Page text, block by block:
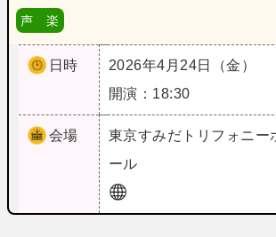
声 楽
日時
2026年4月24日（金）
開演：18:30
会場 東京すみだトリフォニー
ール